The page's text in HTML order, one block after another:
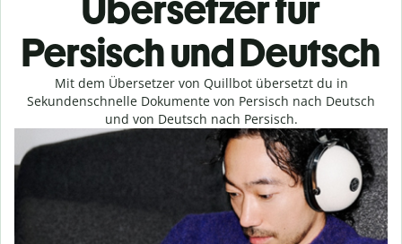
Persisch und Deutsch
Mit dem Übersetzer von Quillbot übersetzt du in
Sekundenschnelle Dokumente von Persisch nach Deutsch
und von Deutsch nach Persisch.